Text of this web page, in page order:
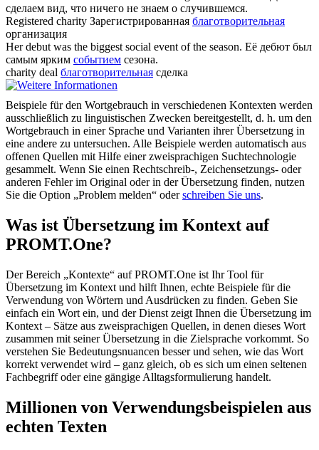
сделаем вид, что ничего не знаем о случившемся.
Registered charity Зарегистрированная благотворительная
организация
Her debut was the biggest social eventof the season. Её дебют был
самым ярким событием сезона.
charity deal благотворительная сделка
Beispiele für den Wortgebrauch in verschiedenen Kontexten werden
ausschließlich zu linguistischen Zwecken bereitgestellt, d. h. um den
Wortgebrauch in einer Sprache und Varianten ihrer Übersetzung in
eine andere zu untersuchen. Alle Beispiele werden automatisch aus
offenen Quellen mit Hilfe einer zweisprachigen Suchtechnologie
gesammelt. Wenn Sie einen Rechtschreib-, Zeichensetzungs- oder
anderen Fehler im Original oder in der Übersetzung finden, nutzen
Sie die Option „Problem melden“ oderschreiben Sie uns.
Was ist Übersetzung im Kontext auf
PROMT.One?
Der Bereich „Kontexte“ auf PROMT.One ist Ihr Tool für
Übersetzung im Kontext und hilft Ihnen, echte Beispiele für die
Verwendung von Wörtern und Ausdrücken zu finden. Geben Sie
einfach ein Wort ein, und der Dienst zeigt Ihnen die Übersetzung im
Kontext – Sätze aus zweisprachigen Quellen, in denen dieses Wort
zusammen mit seiner Übersetzung in die Zielsprache vorkommt. So
verstehen Sie Bedeutungsnuancen besser und sehen, wie das Wort
korrekt verwendet wird – ganz gleich, ob es sich um einen seltenen
Fachbegriff oder eine gängige Alltagsformulierung handelt.
Millionen von Verwendungsbeispielen aus
echten Texten